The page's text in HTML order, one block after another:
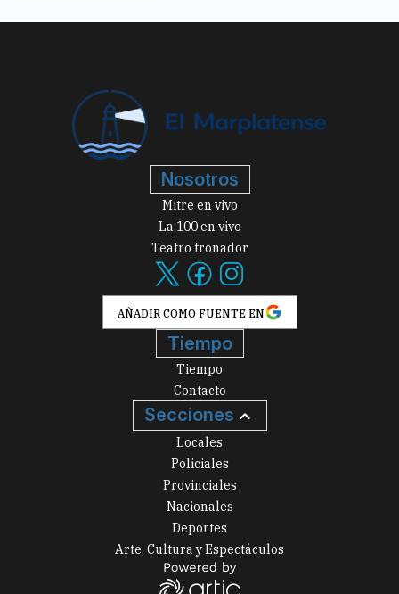
Nosotros
Mitre en vivo
La 100 en vivo
Teatro tronador
AÑADIR COMO FUENTE EN
Tiempo
Tiempo
Contacto
Secciones
Locales
Policiales
Provinciales
Nacionales
Deportes
Arte, Cultura y Espectáculos